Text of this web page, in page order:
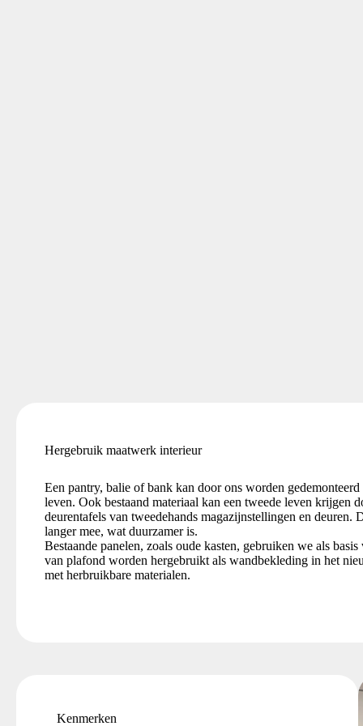
Hergebruik maatwerk interieur
Een pantry, balie of bank kan door ons worden
leven. Ook bestaand materiaal kan een tweede leven krijgen
deurentafels van tweedehands magazijnstellingen en
langer mee, wat duurzamer is.
Bestaande panelen, zoals oude kasten, gebruiken we als
van plafond worden hergebruikt als wandbekleding in het
met herbruikbare materialen.
Kenmerken